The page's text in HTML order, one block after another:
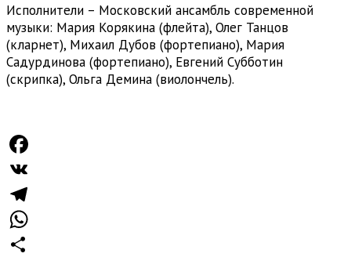
Исполнители – Московский ансамбль современной
музыки: Мария Корякина (флейта), Олег Танцов
(кларнет), Михаил Дубов (фортепиано), Мария
Садурдинова (фортепиано), Евгений Субботин
(скрипка), Ольга Демина (виолончель).
Facebook
VK
Telegram
WhatsApp